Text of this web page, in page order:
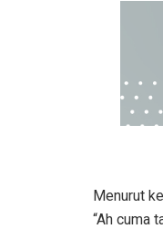
Menurut
“Ah cuma